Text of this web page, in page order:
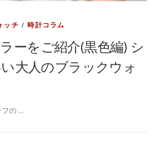
ッチ /時計コラム
ーをご紹介(黒色編) シ
大人のブラックウォ
の …